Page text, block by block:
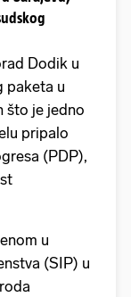
Dodik u
paketa u
što je jedno
pripalo
(PDP),
u
(SIP) u